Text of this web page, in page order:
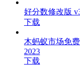
好分数修改版
下载
木蚂蚁市场免
2023
下载